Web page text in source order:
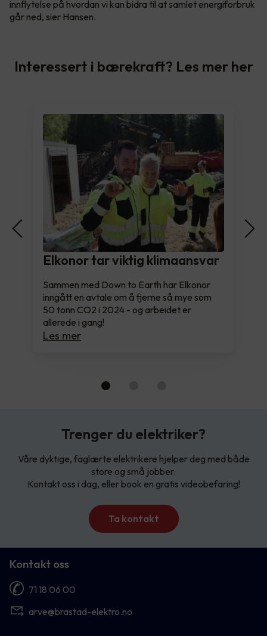
innflytelse på hvordan vi kan bidra til at samlet energiforbruk
går ned, sier Hansen.
Interessert i bærekraft? Les mer her
Elkonor tar viktig klimaansvar
Sammen med Down to Earth har Elkonor
inngått en avtale om å fjerne så mye som
50 tonn CO2 i 2024 - og arbeidet er
allerede i gang!
Les mer
Trenger du elektriker?
Våre dyktige, faglærte elektrikere hjelper deg med både
store og små jobber.
Kontakt oss i dag, eller book en gratis videobefaring!
Ta kontakt
Kontakt oss
71 18 06 00
arve@brastad-elektro.no